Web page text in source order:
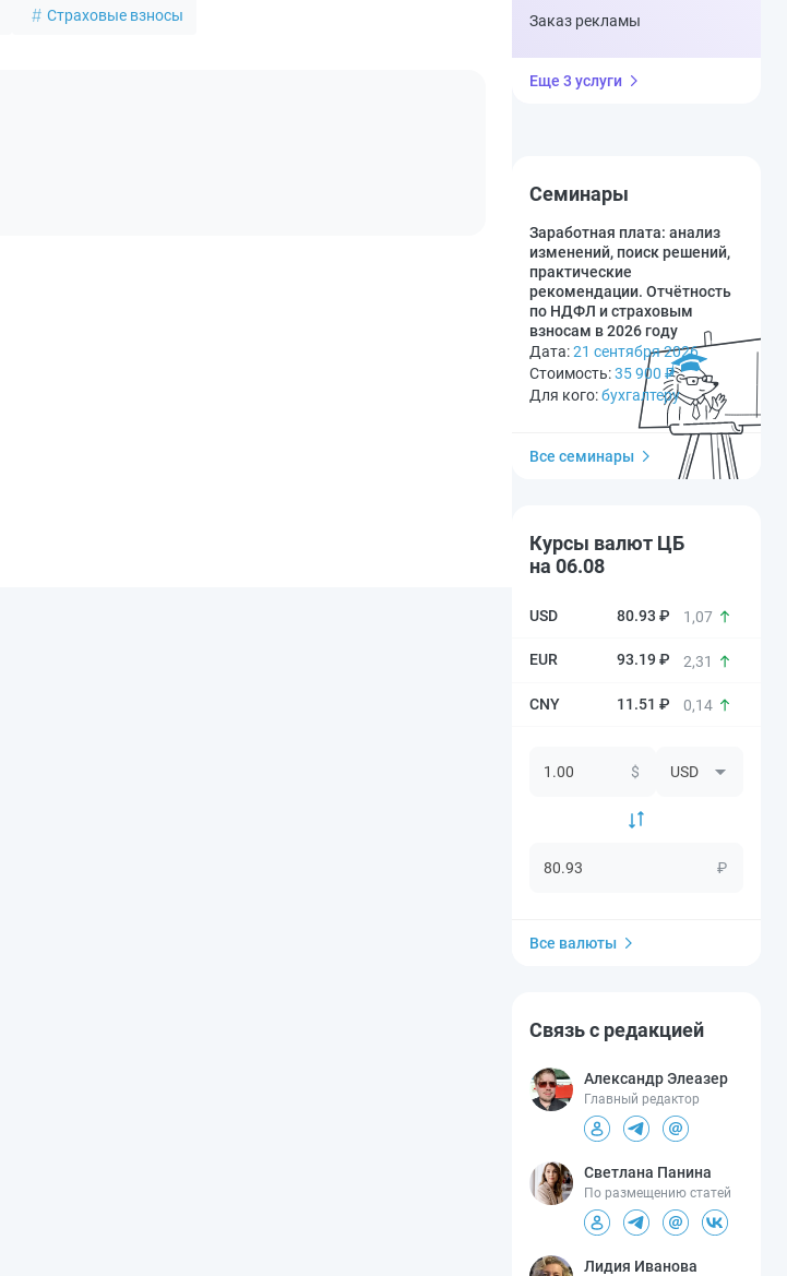
Страховые взносы
Заказ рекламы
Еще 3 услуги
Семинары
Заработная плата: анализ
изменений, поиск решений,
практические
рекомендации. Отчётность
по НДФЛ и страховым
взносам в 2026 году
Дата:21 сентября 2026
Стоимость:35 900 ₽
Для кого:бухгалтеру
Все семинары
Курсы валют ЦБ
на 06.08
80.93 ₽ 1,07
93.19 ₽ 2,31
11.51 ₽ 0,14
$
₽
Все валюты
Связь с редакцией
Александр Элеазер
Главный редактор
Светлана Панина
По размещению статей
Лидия Иванова